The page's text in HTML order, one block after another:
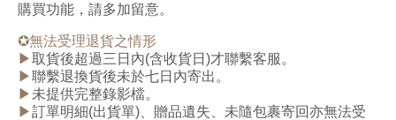
購買功能，請多加留意。
✪無法受理退貨之情形
▶取貨後超過三日內(含收貨日)才聯繫客服。
▶聯繫退換貨後未於七日內寄出。
▶ 未提供完整錄影檔。
▶訂單明細(出貨單)、贈品遺失、未隨包裹寄回亦無法受